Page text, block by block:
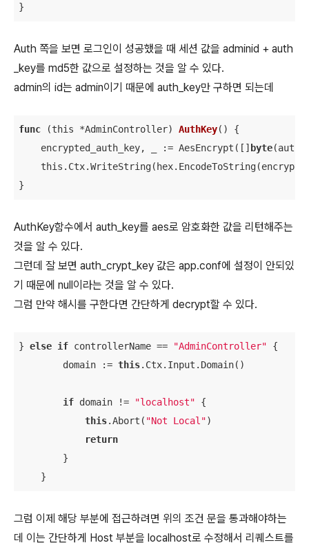
}
Auth 쪽을 보면 로그인이 성공했을 때 세션 값을 adminid + auth
_key를 md5한 값으로 설정하는 것을 알 수 있다.
admin의 id는 admin이기 때문에 auth_key만 구하면 되는데
func (this *AdminController) AuthKey()
{
    encrypted_auth_key, _ := AesEncrypt([]
byte
}
AuthKey함수에서 auth_key를 aes로 암호화한 값을 리턴해주는
것을 알 수 있다.
그런데 잘 보면 auth_crypt_key 값은 app.conf에 설정이 안되있
기 때문에 null이라는 것을 알 수 있다.
그럼 만약 해시를 구한다면 간단하게 decrypt할 수 있다.
} else if controllerName == "AdminController" {
        domain :=
this.Ctx.Input.Domain()
if domain != "localhost" {
this.Abort( "Not Local")
return
        }
    }
그럼 이제 해당 부분에 접근하려면 위의 조건 문을 통과해야하는
데 이는 간단하게 Host 부분을 localhost로 수정해서 리퀘스트를